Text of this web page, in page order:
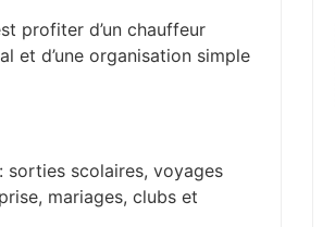
profiter d’un chauffeur
et d’une organisation simple
sorties scolaires, voyages
mariages, clubs et